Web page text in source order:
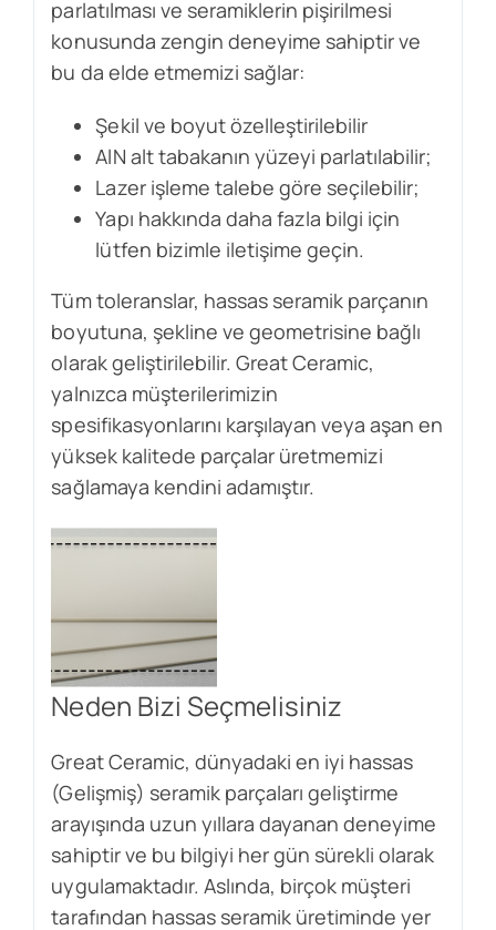
parlatılması ve seramiklerin pişirilmesi
konusunda zengin deneyime sahiptir ve
bu da elde etmemizi sağlar:
Şekil ve boyut özelleştirilebilir
AlN alt tabakanın yüzeyi parlatılabilir;
Lazer işleme talebe göre seçilebilir;
Yapı hakkında daha fazla bilgi için
lütfen bizimle iletişime geçin.
Tüm toleranslar, hassas seramik parçanın
boyutuna, şekline ve geometrisine bağlı
olarak geliştirilebilir. Great Ceramic,
yalnızca müşterilerimizin
spesifikasyonlarını karşılayan veya aşan en
yüksek kalitede parçalar üretmemizi
sağlamaya kendini adamıştır.
Neden Bizi Seçmelisiniz
Great Ceramic, dünyadaki en iyi hassas
(Gelişmiş) seramik parçaları geliştirme
arayışında uzun yıllara dayanan deneyime
sahiptir ve bu bilgiyi her gün sürekli olarak
uygulamaktadır. Aslında, birçok müşteri
tarafından hassas seramik üretiminde yer